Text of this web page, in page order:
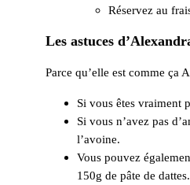
Réservez au
Les astuces
Parce qu’elle est comme ça
Si vous êtes vraiment
Si vous n’avez pas
l’avoine.
Vous pouvez
150g de pâte de dattes.